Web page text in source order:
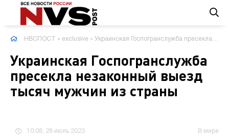
НВСПОСТ » exclusive » Украинская Госпогранслужба пресекла незаконный выезд тысяч мужчин из страны
Украинская Госпогранслужба
пресекла незаконный выезд
тысяч мужчин из страны
10:08, 28 июль 2023 В мире